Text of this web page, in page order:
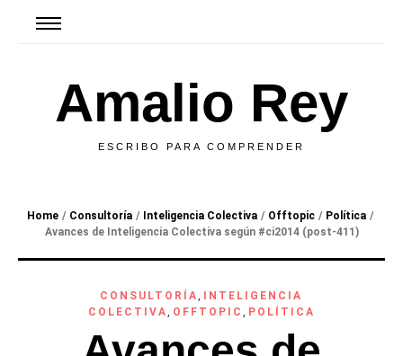
Amalio Rey
ESCRIBO PARA COMPRENDER
Home / Consultoría / Inteligencia Colectiva / Offtopic / Política /
Avances de Inteligencia Colectiva según #ci2014 (post-411)
CONSULTORÍA,
INTELIGENCIA
COLECTIVA, OFFTOPIC , POLÍTICA